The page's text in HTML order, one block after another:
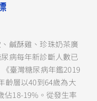
鹹酥雞、珍珠奶茶廣
病每年新診斷人數已
臺灣糖尿病年鑑2019
齡層以40到64歲為大
佔18-19%。從發生率